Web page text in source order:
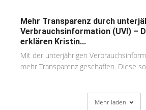
Mehr Transparenz durch
Verbrauchsinformation (UVI) –
erklären Kristin...
Mit der unterjährigen
mehr Transparenz geschaffen. Diese
Mehr laden